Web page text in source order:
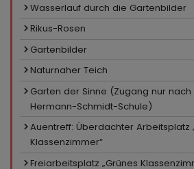
Wasserlauf durch die Gartenbilder
Rikus-Rosen
Gartenbilder
Naturnaher Teich
Garten der Sinne (Zugang nur
Hermann-Schmidt-Schule)
Auentreff: Überdachter Arbeitsplatz
Klassenzimmer“
Freiarbeitsplatz „Grünes